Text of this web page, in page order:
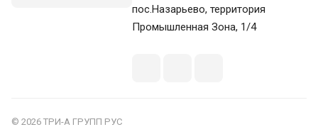
пос.Назарьево, территория
Промышленная Зона, 1/4
© 2026 ТРИ-А ГРУПП РУС